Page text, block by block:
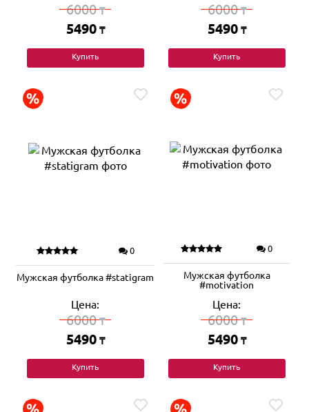
6000₸
5490 ₸
Купить
6000₸
5490 ₸
Купить
0
Мужская футболка #statigram
Цена:
6000₸
5490 ₸
Купить
0
Мужская футболка
#motivation
Цена:
6000₸
5490 ₸
Купить